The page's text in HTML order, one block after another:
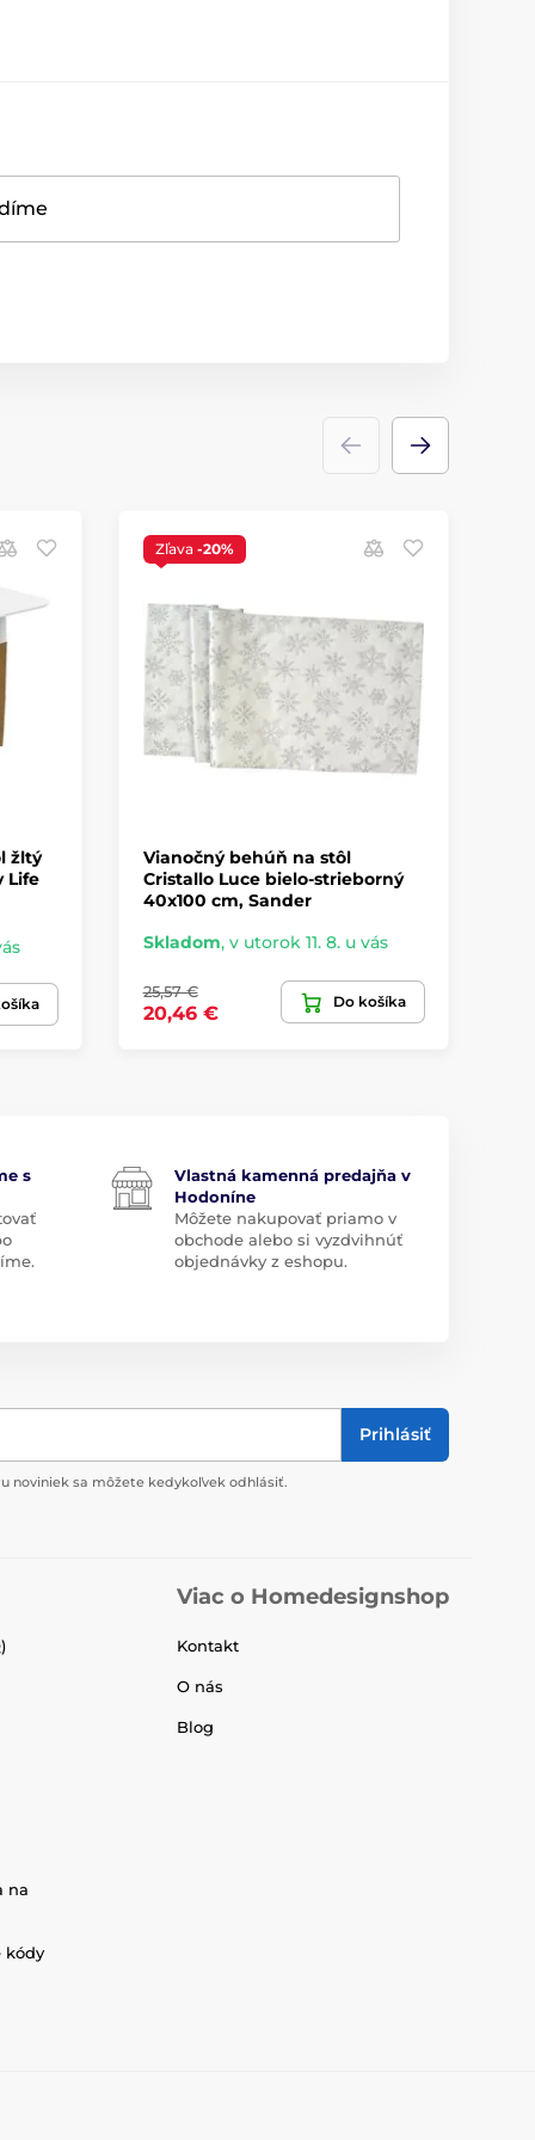
žltý
Life
Zľava -20%
Vianočný behúň na stôl
Cristallo Luce bielo-strieborný
40x100 cm, Sander
Skladom, v utorok 11. 8. u vás
25,57 €
20,46 €
Do košíka
s
Vlastná kamenná predajňa v
Hodoníne
Môžete nakupovať priamo v
obchode alebo si vyzdvihnúť
objednávky z eshopu.
Prihlásiť
noviniek sa môžete kedykoľvek odhlásiť.
na
kódy
Viac o Homedesignshop
Kontakt
O nás
Blog